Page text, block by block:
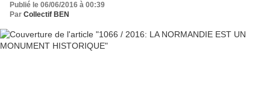
Publié le 06/06/2016 à 00:39
Par Collectif BEN